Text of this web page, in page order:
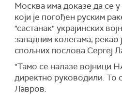
Москва има доказе да се у
који је погођен руским
"састанак" украјинских
западним колегама, рекао
спољних послова Сергеј
"Тамо се налазе војници
директно руководили. То
Лавров.